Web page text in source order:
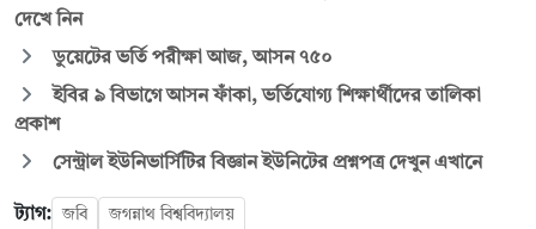
দেখে নিন
ডুয়েটের ভর্তি পরীক্ষা আজ, আসন ৭৫০
ইবির ৯ বিভাগে আসন ফাঁকা, ভর্তিযোগ্য শিক্ষার্থীদের তালিকা
প্রকাশ
সেন্ট্রাল ইউনিভার্সিটির বিজ্ঞান ইউনিটের প্রশ্নপত্র দেখুন এখানে
ট্যাগ: জবি জগন্নাথ বিশ্ববিদ্যালয়